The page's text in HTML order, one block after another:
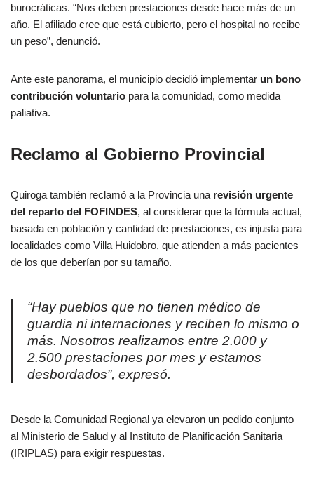
burocráticas. “Nos deben prestaciones desde hace más de un
año. El afiliado cree que está cubierto, pero el hospital no recibe
un peso”, denunció.
Ante este panorama, el municipio decidió implementar un bono
contribución voluntario para la comunidad, como medida
paliativa.
Reclamo al Gobierno Provincial
Quiroga también reclamó a la Provincia una revisión urgente
del reparto del FOFINDES, al considerar que la fórmula actual,
basada en población y cantidad de prestaciones, es injusta para
localidades como Villa Huidobro, que atienden a más pacientes
de los que deberían por su tamaño.
“Hay pueblos que no tienen médico de
guardia ni internaciones y reciben lo mismo o
más. Nosotros realizamos entre 2.000 y
2.500 prestaciones por mes y estamos
desbordados”, expresó.
Desde la Comunidad Regional ya elevaron un pedido conjunto
al Ministerio de Salud y al Instituto de Planificación Sanitaria
(IRIPLAS) para exigir respuestas.